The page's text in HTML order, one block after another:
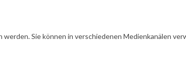
Sie können in verschiedenen